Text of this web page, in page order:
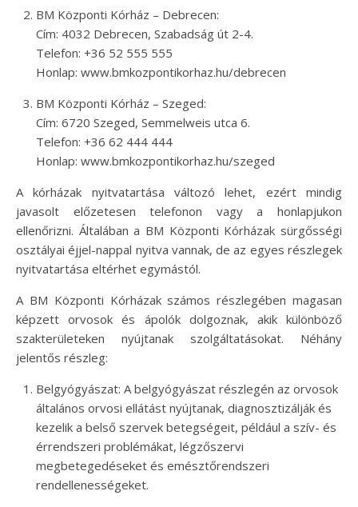
BM Központi Kórház – Debrecen:
Cím: 4032 Debrecen, Szabadság út 2-4.
Telefon: +36 52 555 555
Honlap: www.bmkozpontikorhaz.hu/debrecen
BM Központi Kórház – Szeged:
Cím: 6720 Szeged, Semmelweis utca 6.
Telefon: +36 62 444 444
Honlap: www.bmkozpontikorhaz.hu/szeged
A kórházak nyitvatartása változó lehet, ezért mindig
javasolt előzetesen telefonon vagy a honlapjukon
ellenőrizni. Általában a BM Központi Kórházak sürgősségi
osztályai éjjel-nappal nyitva vannak, de az egyes részlegek
nyitvatartása eltérhet egymástól.
A BM Központi Kórházak számos részlegében magasan
képzett orvosok és ápolók dolgoznak, akik különböző
szakterületeken nyújtanak szolgáltatásokat. Néhány
jelentős részleg:
Belgyógyászat: A belgyógyászat részlegén az orvosok
általános orvosi ellátást nyújtanak, diagnosztizálják és
kezelik a belső szervek betegségeit, például a szív- és
érrendszeri problémákat, légzőszervi
megbetegedéseket és emésztőrendszeri
rendellenességeket.